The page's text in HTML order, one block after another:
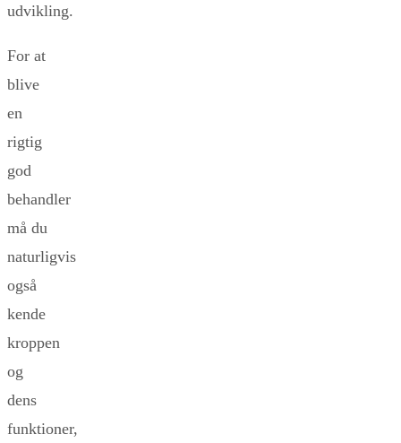
udvikling.
For at
blive
en
rigtig
god
behandler
må du
naturligvis
også
kende
kroppen
og
dens
funktioner,